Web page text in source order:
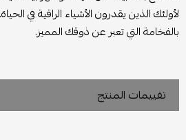
لأولئك الذين يقدرون الأشياء الراقية في
بالفخامة التي تعبر عن ذوقك المميز.
تقييمات المنتج